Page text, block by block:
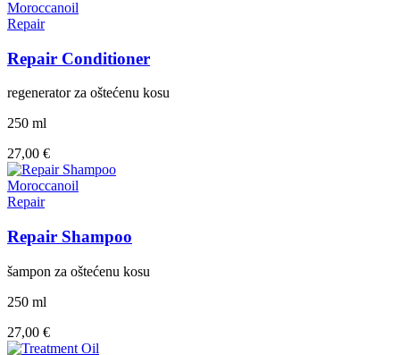
Moroccanoil
Repair
Repair Conditioner
regenerator za oštećenu kosu
250 ml
27,00 €
Moroccanoil
Repair
Repair Shampoo
šampon za oštećenu kosu
250 ml
27,00 €